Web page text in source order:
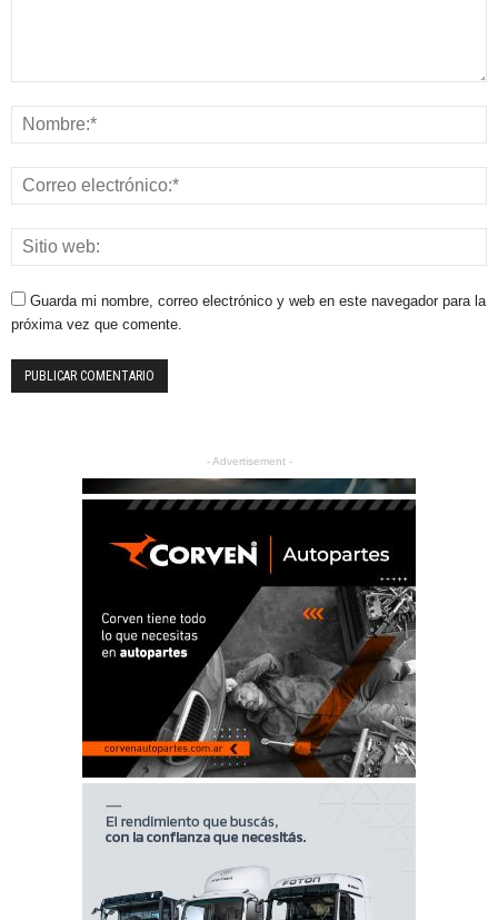
Guarda mi nombre, correo electrónico y web en este navegador para la
próxima vez que comente.
- Advertisement -